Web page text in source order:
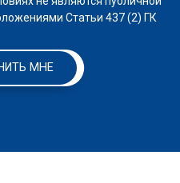
Статьи 437 (2) ГК
МНЕ